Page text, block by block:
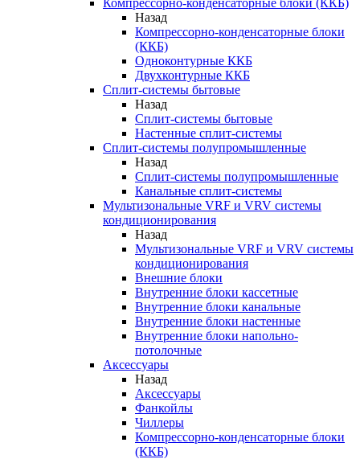
Компрессорно-конденсаторные блоки (ККБ)
Назад
Компрессорно-конденсаторные блоки
(ККБ)
Одноконтурные ККБ
Двухконтурные ККБ
Сплит-системы бытовые
Назад
Сплит-системы бытовые
Настенные сплит-системы
Сплит-системы полупромышленные
Назад
Сплит-системы полупромышленные
Канальные сплит-системы
Мультизональные VRF и VRV системы
кондиционирования
Назад
Мультизональные VRF и VRV системы
кондиционирования
Внешние блоки
Внутренние блоки кассетные
Внутренние блоки канальные
Внутренние блоки настенные
Внутренние блоки напольно-
потолочные
Аксессуары
Назад
Аксессуары
Фанкойлы
Чиллеры
Компрессорно-конденсаторные блоки
(ККБ)